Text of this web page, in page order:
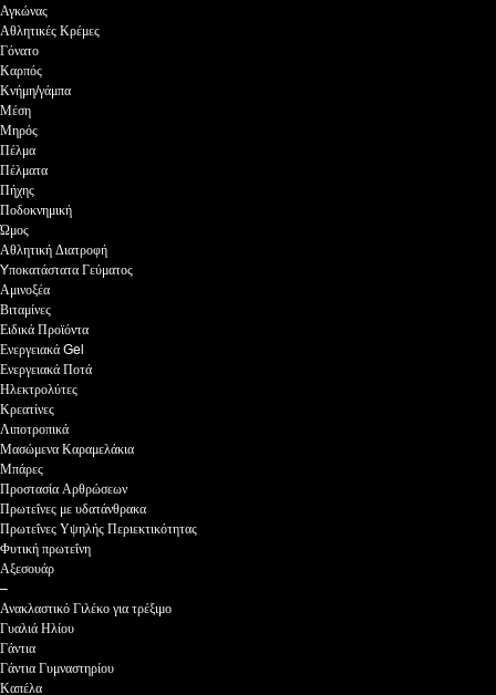
Αγκώνας
Αθλητικές Κρέμες
Γόνατο
Καρπός
Κνήμη/γάμπα
Μέση
Μηρός
Πέλμα
Πέλματα
Πήχης
Ποδοκνημική
Ώμος
Αθλητική Διατροφή
Yποκατάστατα Γεύματος
Αμινοξέα
Βιταμίνες
Ειδικά Προϊόντα
Ενεργειακά Gel
Ενεργειακά Ποτά
Ηλεκτρολύτες
Κρεατίνες
Λιποτροπικά
Μασώμενα Καραμελάκια
Μπάρες
Προστασία Αρθρώσεων
Πρωτεΐνες με υδατάνθρακα
Πρωτεΐνες Υψηλής Περιεκτικότητας
Φυτική πρωτεΐνη
Αξεσουάρ
–
Ανακλαστικό Γιλέκο για τρέξιμο
Γυαλιά Ηλίου
Γάντια
Γάντια Γυμναστηρίου
Καπέλα